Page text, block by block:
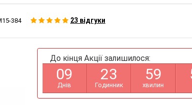
384 23 відгуки
До кінця Акції залишилося:
09
Днів
23
Годинник
59
хвилин